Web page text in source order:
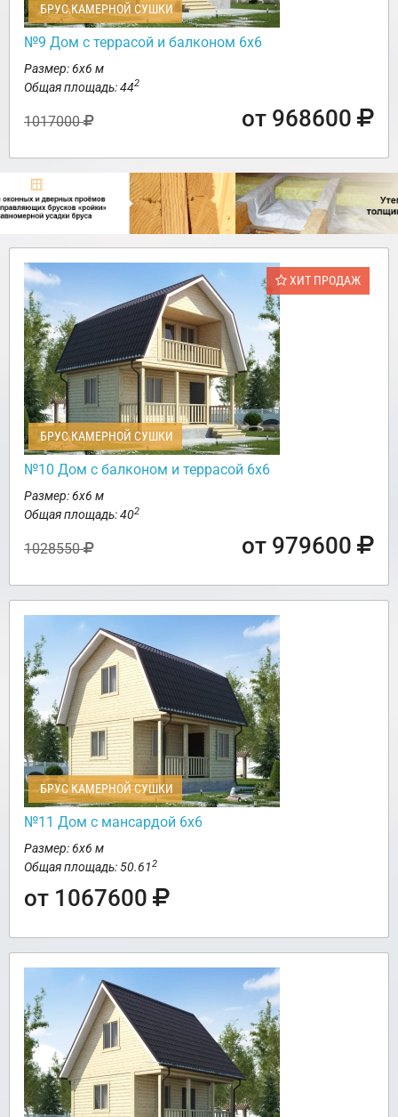
БРУС КАМЕРНОЙ СУШКИ
№9 Дом с террасой и балконом 6х6
Размер: 6х6 м
Общая площадь: 442
1017000 от 968600
ХИТ ПРОДАЖ
БРУС КАМЕРНОЙ СУШКИ
№10 Дом с балконом и террасой 6х6
Размер: 6х6 м
Общая площадь: 402
1028550 от 979600
БРУС КАМЕРНОЙ СУШКИ
№11 Дом с мансардой 6х6
Размер: 6х6 м
Общая площадь: 50.612
от 1067600